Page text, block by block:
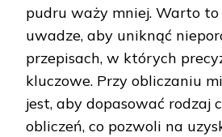
pudru waży mniej. Warto to
uwadze, aby uniknąć
przepisach, w których
kluczowe. Przy obliczaniu
jest, aby dopasować rodzaj
obliczeń, co pozwoli na